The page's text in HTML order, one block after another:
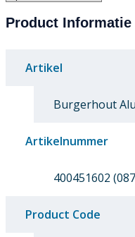
Product Informatie
Artikel
Burgerhout
Artikelnummer
400451602
Product Code